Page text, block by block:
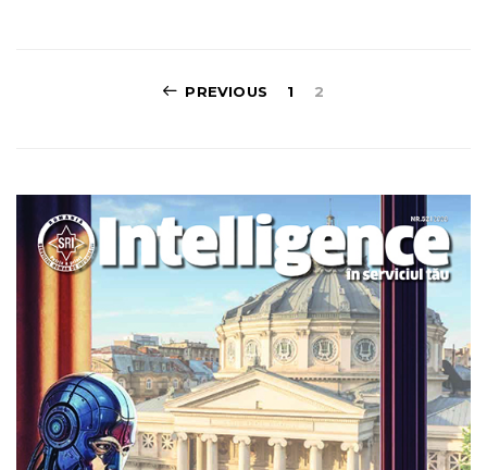
Posts
PREVIOUS 1 2